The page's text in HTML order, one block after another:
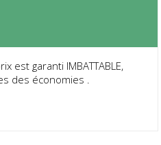
est garanti IMBATTABLE,
des économies .